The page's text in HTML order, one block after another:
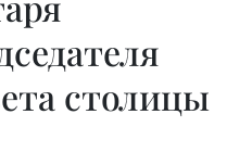
столицы